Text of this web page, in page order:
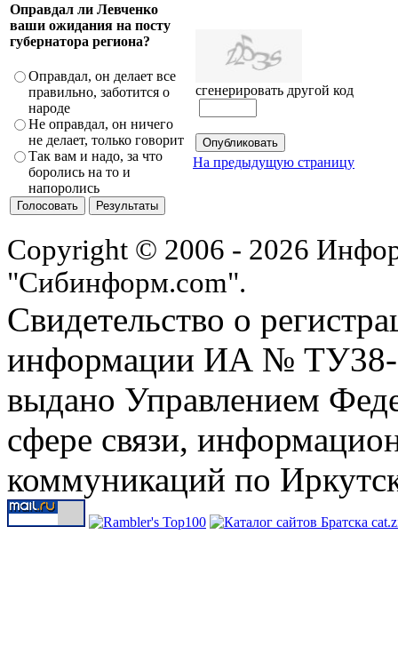
Оправдал ли Левченко
ваши ожидания на посту
губернатора региона?
Оправдал, он делает все
правильно, заботится о
народе
Не оправдал, он ничего
не делает, только говорит
Так вам и надо, за что
боролись на то и
напоролись
сгенерировать другой код
На предыдущую страницу
Copyright © 2006 - 2026
"Сибинформ.com".
Свидетельство о
информации ИА № ТУ38-
выдано Управлением
сфере связи,
коммуникаций по